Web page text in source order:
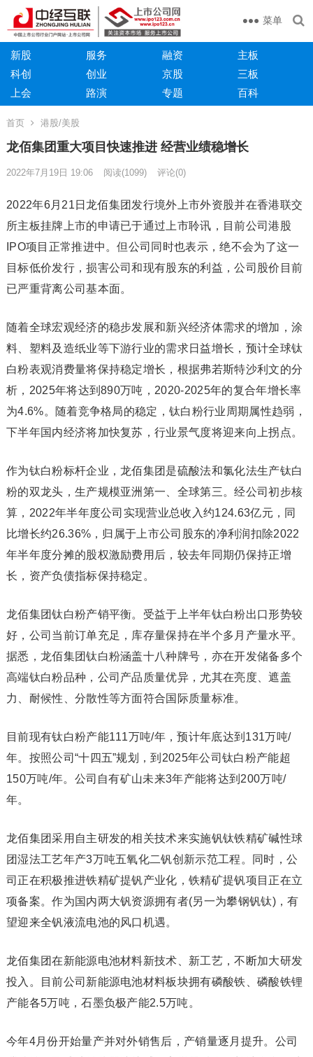
菜单
新股 服务 融资
主板
科创
创业 京股
三板
上会
路演 专题 百科
首页 港股/美股
龙佰集团重大项目快速推进 经营业绩稳增长
2022年7月19日 19:06 阅读(1099) 评论(0)
2022年6月21日龙佰集团发行境外上市外资股并在香港联交
所主板挂牌上市的申请已于通过上市聆讯，目前公司港股
IPO项目正常推进中。但公司同时也表示，绝不会为了这一
目标低价发行，损害公司和现有股东的利益，公司股价目前
已严重背离公司基本面。
随着全球宏观经济的稳步发展和新兴经济体需求的增加，涂
料、塑料及造纸业等下游行业的需求日益增长，预计全球钛
白粉表观消费量将保持稳定增长，根据弗若斯特沙利文的分
析，2025年将达到890万吨，2020-2025年的复合年增长率
为4.6%。随着竞争格局的稳定，钛白粉行业周期属性趋弱，
下半年国内经济将加快复苏，行业景气度将迎来向上拐点。
作为钛白粉标杆企业，龙佰集团是硫酸法和氯化法生产钛白
粉的双龙头，生产规模亚洲第一、全球第三。经公司初步核
算，2022年半年度公司实现营业总收入约124.63亿元，同
比增长约26.36%，归属于上市公司股东的净利润扣除2022
年半年度分摊的股权激励费用后，较去年同期仍保持正增
长，资产负债指标保持稳定。
龙佰集团钛白粉产销平衡。受益于上半年钛白粉出口形势较
好，公司当前订单充足，库存量保持在半个多月产量水平。
据悉，龙佰集团钛白粉涵盖十八种牌号，亦在开发储备多个
高端钛白粉品种，公司产品质量优异，尤其在亮度、遮盖
力、耐候性、分散性等方面符合国际质量标准。
目前现有钛白粉产能111万吨/年，预计年底达到131万吨/
年。按照公司“十四五”规划，到2025年公司钛白粉产能超
150万吨/年。公司自有矿山未来3年产能将达到200万吨/
年。
龙佰集团采用自主研发的相关技术来实施钒钛铁精矿碱性球
团湿法工艺年产3万吨五氧化二钒创新示范工程。同时，公
司正在积极推进铁精矿提钒产业化，铁精矿提钒项目正在立
项备案。作为国内两大钒资源拥有者(另一为攀钢钒钛)，有
望迎来全钒液流电池的风口机遇。
龙佰集团在新能源电池材料新技术、新工艺，不断加大研发
投入。目前公司新能源电池材料板块拥有磷酸铁、磷酸铁锂
产能各5万吨，石墨负极产能2.5万吨。
今年4月份开始量产并对外销售后，产销量逐月提升。公司